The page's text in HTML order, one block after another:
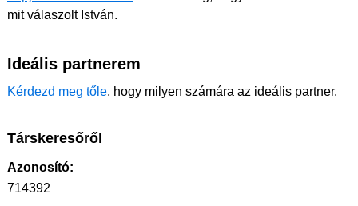
mit válaszolt István.
Ideális partnerem
Kérdezd meg tőle, hogy milyen számára az ideális partner.
Társkeresőről
Azonosító:
714392